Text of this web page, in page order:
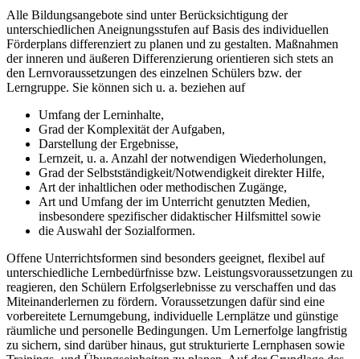
Alle Bildungsangebote sind unter Berücksichtigung der
unterschiedlichen Aneignungsstufen auf Basis des individuellen
Förderplans differenziert zu planen und zu gestalten. Maßnahmen
der inneren und äußeren Differenzierung orientieren sich stets an
den Lernvoraussetzungen des einzelnen Schülers bzw. der
Lerngruppe. Sie können sich u. a. beziehen auf
Umfang der Lerninhalte,
Grad der Komplexität der Aufgaben,
Darstellung der Ergebnisse,
Lernzeit, u. a. Anzahl der notwendigen Wiederholungen,
Grad der Selbstständigkeit/Notwendigkeit direkter Hilfe,
Art der inhaltlichen oder methodischen Zugänge,
Art und Umfang der im Unterricht genutzten Medien,
insbesondere spezifischer didaktischer Hilfsmittel sowie
die Auswahl der Sozialformen.
Offene Unterrichtsformen sind besonders geeignet, flexibel auf
unterschiedliche Lernbedürfnisse bzw. Leistungsvoraussetzungen zu
reagieren, den Schülern Erfolgserlebnisse zu verschaffen und das
Miteinanderlernen zu fördern. Voraussetzungen dafür sind eine
vorbereitete Lernumgebung, individuelle Lernplätze und günstige
räumliche und personelle Bedingungen. Um Lernerfolge langfristig
zu sichern, sind darüber hinaus, gut strukturierte Lernphasen sowie